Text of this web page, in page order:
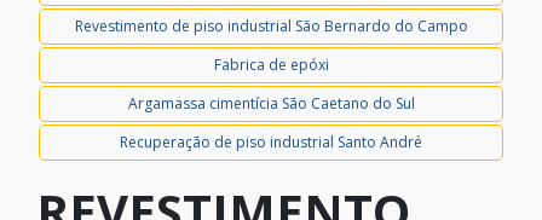
Revestimento de piso industrial São Bernardo do Campo
Fabrica de epóxi
Argamassa cimentícia São Caetano do Sul
Recuperação de piso industrial Santo André